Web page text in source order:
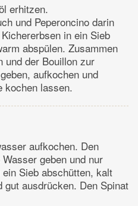
erhitzen.
und Peperoncino darin
in ein Sieb
abspülen. Zusammen
und der Bouillon zur
aufkochen und
kochen lassen.
aufkochen. Den
geben und nur
Sieb abschütten, kalt
ausdrücken. Den Spinat